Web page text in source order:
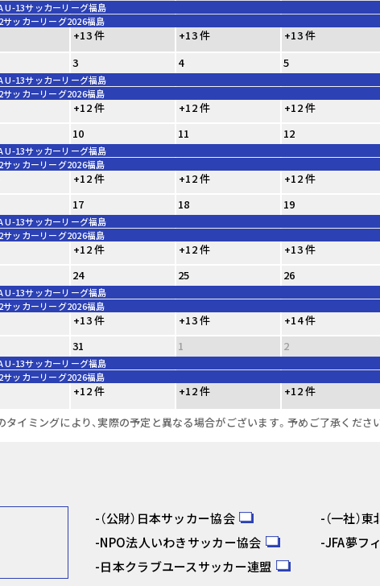
U-13サッカーリーグ福島
サッカーリーグ2026福島
+13 件 +13 件 +13 件
3 4 5
U-13サッカーリーグ福島
サッカーリーグ2026福島
+12 件 +12 件 +12 件
10 11 12
U-13サッカーリーグ福島
サッカーリーグ2026福島
+12 件 +12 件 +12 件
17 18 19
U-13サッカーリーグ福島
サッカーリーグ2026福島
+12 件 +12 件 +13 件
24 25 26
U-13サッカーリーグ福島
サッカーリーグ2026福島
+13 件 +13 件 +14 件
31 1 2
U-13サッカーリーグ福島
サッカーリーグ2026福島
+12 件 +12 件 +12 件
イミングにより、実際の予定と異なる場合がございます。予めご了承ください
（公財）日本サッカー協会 （一社）
NPO法人いわきサッカー協会
JFA夢フ
日本クラブユースサッカー連盟